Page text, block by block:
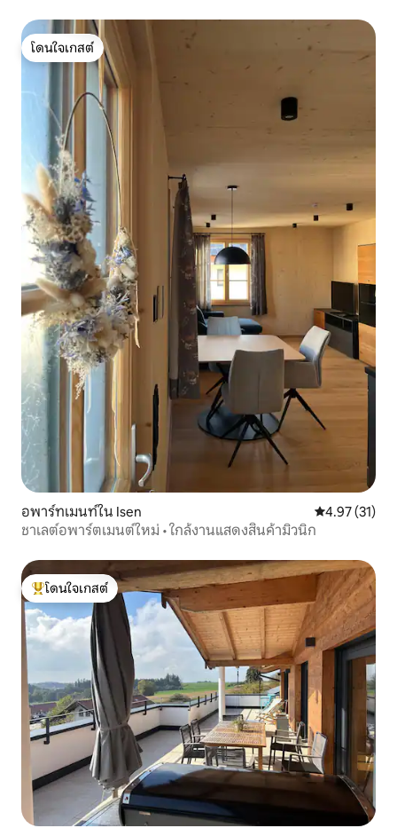
โดนใจเกสต์
โดนใจเกสต์
อพาร์ทเมนท์ใน Isen คะแนนเฉลี่ย
4.97 (31)
ชาเลต์อพาร์ตเมนต์ใหม่ • ใกล้งานแสดงสินค้ามิวนิก
โดนใจเกสต์ที่สุด
โดนใจเกสต์